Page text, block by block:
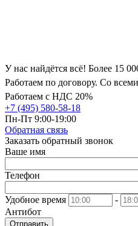
У нас найдётся всё! Более 15
Работаем по договору. Со
Работаем с НДС 20%
+7 (495) 580-58-18
Пн-Пт 9:00-19:00
Обратная связь
Заказать обратный звонок
Ваше имя
Телефон
Удобное время
-
Антибот
Отправить